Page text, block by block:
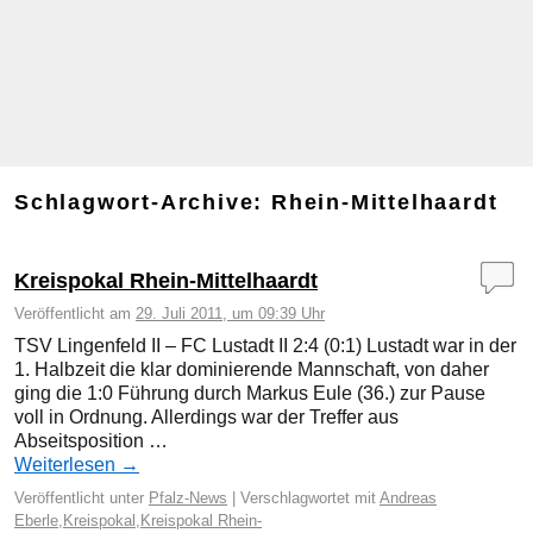
Schlagwort-Archive: Rhein-Mittelhaardt
Kreispokal Rhein-Mittelhaardt
Veröffentlicht am 29. Juli 2011, um 09:39 Uhr
TSV Lingenfeld II – FC Lustadt II 2:4 (0:1) Lustadt war in der
1. Halbzeit die klar dominierende Mannschaft, von daher
ging die 1:0 Führung durch Markus Eule (36.) zur Pause
voll in Ordnung. Allerdings war der Treffer aus
Abseitsposition …
Weiterlesen →
Veröffentlicht unter Pfalz-News Verschlagwortet mit Andreas
Eberle Kreispokal Kreispokal Rhein-